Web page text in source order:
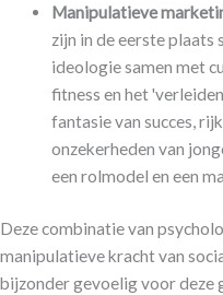
Manipulatieve
zijn in de eerste plaats
ideologie samen met
fitness en het
fantasie van succes,
onzekerheden van
een rolmodel en een
Deze combinatie van
manipulatieve kracht van
bijzonder gevoelig voor deze